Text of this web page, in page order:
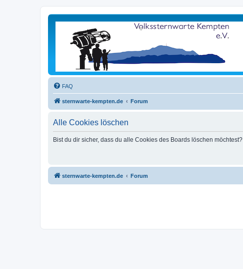
FAQ
sternwarte-kempten.de Forum
Alle Cookies löschen
Bist du dir sicher, dass du alle Cookies des Boards löschen möchtest?
sternwarte-kempten.de Forum